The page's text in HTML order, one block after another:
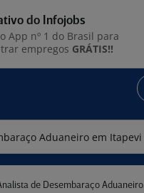
de Desembaraço Aduaneiro em Itapevi - SP
do Infojobs
App nº 1 do Brasil para
empregos GRÁTIS!!